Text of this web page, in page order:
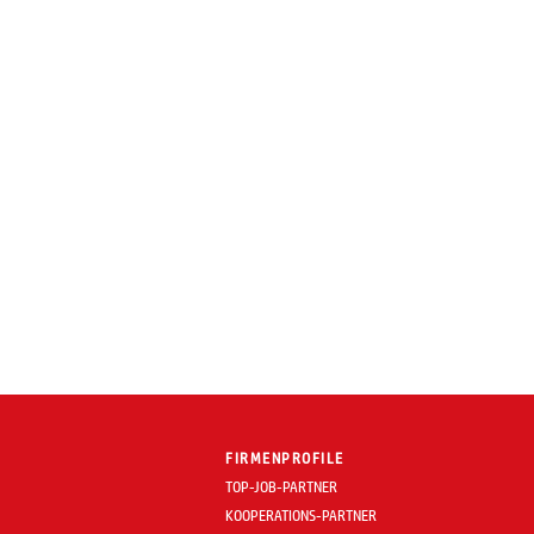
FIRMENPROFILE
TOP-JOB-PARTNER
KOOPERATIONS-PARTNER